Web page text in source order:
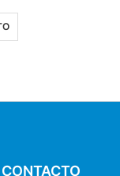
| CONTACTO